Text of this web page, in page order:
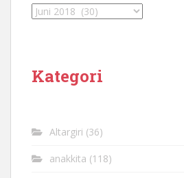
Kategori
Altargiri (36)
anakkita (118)